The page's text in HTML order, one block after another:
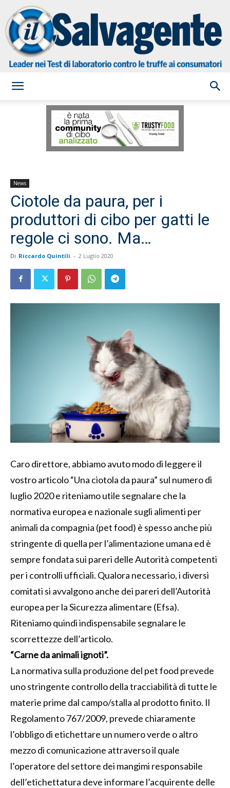
Salvagente
News
Ciotole da paura, per i
produttori di cibo per gatti le
regole ci sono. Ma…
Di Riccardo Quintili - 2 Luglio 2020
Caro direttore, abbiamo avuto modo di leggere il
vostro articolo “Una ciotola da paura” sul numero di
luglio 2020 e riteniamo utile segnalare che la
normativa europea e nazionale sugli alimenti per
animali da compagnia (pet food) è spesso anche più
stringente di quella per l’alimentazione umana ed è
sempre fondata sui pareri delle Autorità competenti
per i controlli ufficiali. Qualora necessario, i diversi
comitati si avvalgono anche dei pareri dell’Autorità
europea per la Sicurezza alimentare (Efsa).
Riteniamo quindi indispensabile segnalare le
scorrettezze dell’articolo.
“Carne da animali ignoti”.
La normativa sulla produzione del pet food prevede
uno stringente controllo della tracciabilità di tutte le
materie prime dal campo/stalla al prodotto finito. Il
Regolamento 767/2009, prevede chiaramente
l’obbligo di etichettare un numero verde o altro
mezzo di comunicazione attraverso il quale
l’operatore del settore dei mangimi responsabile
dell’etichettatura deve informare l’acquirente delle